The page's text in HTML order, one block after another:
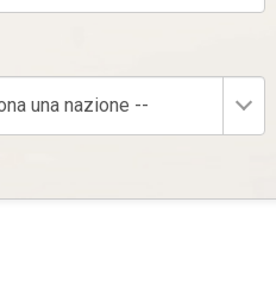
una nazione --